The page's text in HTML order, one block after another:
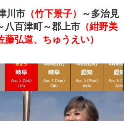
川市（竹下景子）
～多治見
八百津町～郡上市（紺野美
藤弘道、ちゅうえい）